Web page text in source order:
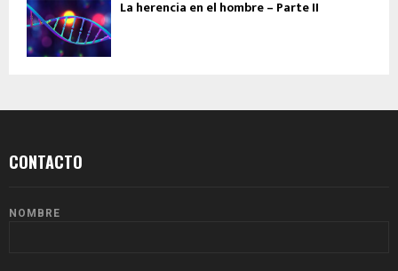
La herencia en el hombre – Parte II
CONTACTO
NOMBRE